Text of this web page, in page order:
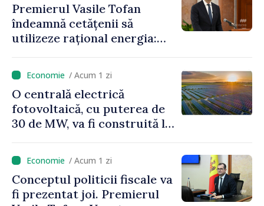
Premierul Vasile Tofan
îndeamnă cetățenii să
utilizeze rațional energia:
mari, trebuie să
economisim”/ Acum 1 zi
O centrală electrică
fotovoltaică, cu puterea de
30 de MW, va fi construită la
/ Acum 1 zi
Conceptul politicii fiscale va
fi prezentat joi. Premierul